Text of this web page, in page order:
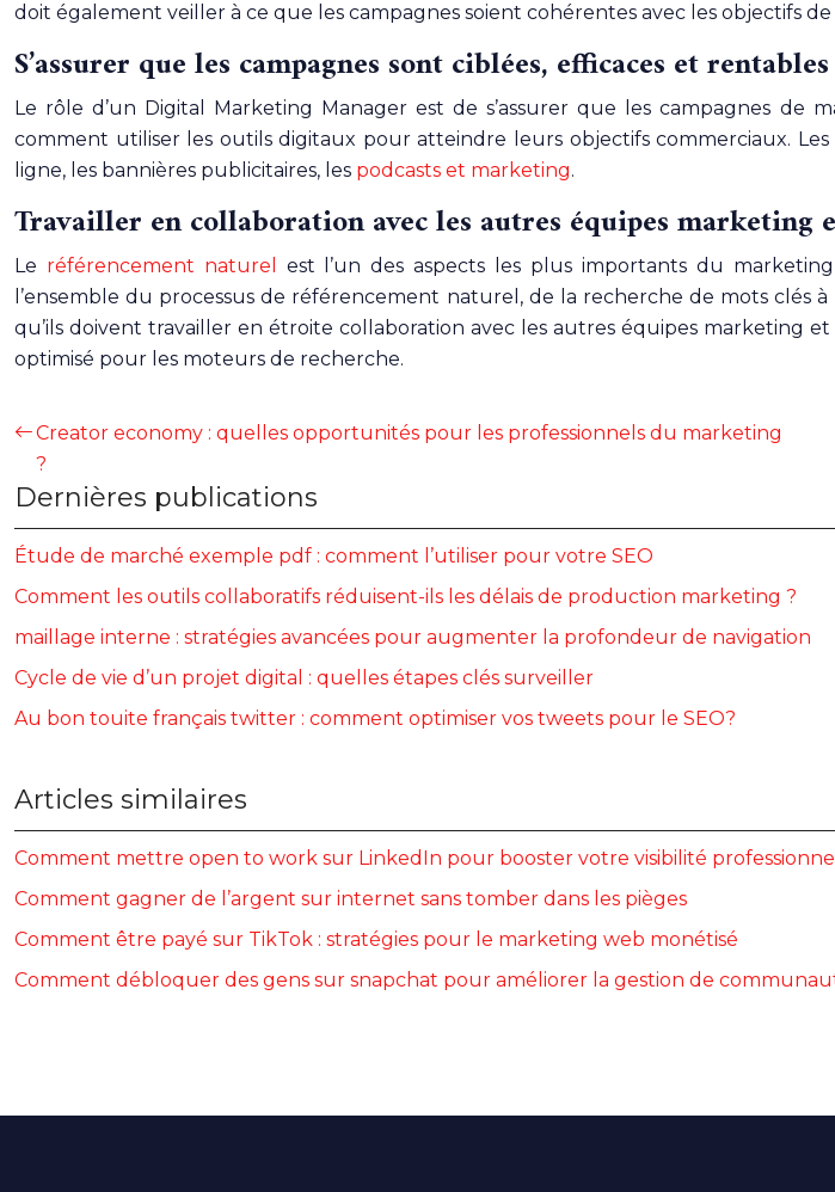
doit également veiller à ce que les campagnes soient cohérentes avec les objectifs
S’assurer que les campagnes sont ciblées, efficaces et rentables
Le rôle d’un Digital Marketing Manager est de s’assurer que les campagnes de
comment utiliser les outils digitaux pour atteindre leurs objectifs commerciaux.
ligne, les bannières publicitaires, les podcasts et marketing.
Travailler en collaboration avec les autres équipes marketing
Le référencement naturel
est l’un des aspects les plus importants du
l’ensemble du processus de référencement naturel, de la recherche de mots
qu’ils doivent travailler en étroite collaboration avec les autres équipes marketing
optimisé pour les moteurs de recherche.
Creator economy : quelles opportunités pour les professionnels du marketing
?
Dernières publications
Étude de marché exemple pdf : comment l’utiliser pour votre SEO
Comment les outils collaboratifs réduisent-ils les délais de production marketing ?
maillage interne : stratégies avancées pour augmenter la profondeur de navigation
Cycle de vie d’un projet digital : quelles étapes clés surveiller
Au bon touite français twitter : comment optimiser vos tweets pour le SEO?
Articles similaires
Comment mettre open to work sur LinkedIn pour booster votre visibilité
Comment gagner de l’argent sur internet sans tomber dans les pièges
Comment être payé sur TikTok : stratégies pour le marketing web monétisé
Comment débloquer des gens sur snapchat pour améliorer la gestion de